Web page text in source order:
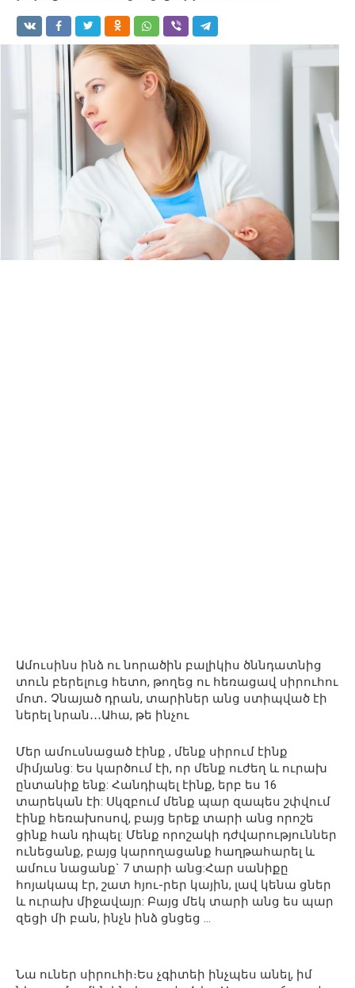
Ամուսինս ինձ ու նորածին բալիկիս ծննդատնից
տուն բերելուց հետո, թողեց ու հեռացավ սիրուհու
մոտ․ Չնայած դրան, տարիներ անց ստիպված էի
ներել նրան․․․Ահա, թե ինչու
Մեր ամուսնացած էինք , մենք սիրում էինք
միմյանց: Ես կարծում էի, որ մենք ուժեղ և ուրախ
ընտանիք ենք: Հանդիպել էինք, երբ ես 16
տարեկան էի: Սկզբում մենք պար զապես շփվում
էինք հեռախոսով, բայց երեք տարի անց որոշե
ցինք հան դիպել: Մենք որոշակի դժվարություններ
ունեցանք, բայց կարողացանք հաղթահարել և
ամուս նացանք` 7 տարի անց:Հար սանիքը
հոյակապ էր, շատ հյու-րեր կային, լավ կենա ցներ
և ուրախ միջավայր: Բայց մեկ տարի անց ես պար
զեցի մի բան, ինչն ինձ ցնցեց …
Նա ուներ սիրուհի։Ես չգիտեի ինչպես անել, իմ